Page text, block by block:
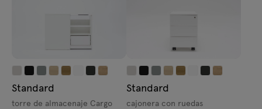
Standard
torre de almacenaje Cargo
Standard
cajonera con ruedas